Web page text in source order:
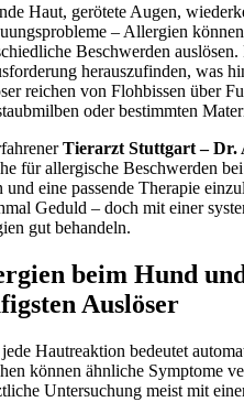
Haut, gerötete Augen,
– Allergien
Beschwerden
herauszufinden, was
reichen von Flohbissen über
oder bestimmten
Tierarzt Stuttgart – Dr.
für allergische Beschwerden
und eine passende Therapie
Geduld – doch mit einer
gut behandeln.
beim Hund
Auslöser
Hautreaktion bedeutet
können ähnliche Symptome
Untersuchung meist mit